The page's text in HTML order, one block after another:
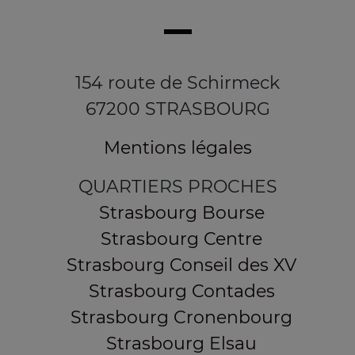
154 route de Schirmeck
67200 STRASBOURG
Mentions légales
QUARTIERS PROCHES
Strasbourg Bourse
Strasbourg Centre
Strasbourg Conseil des XV
Strasbourg Contades
Strasbourg Cronenbourg
Strasbourg Elsau